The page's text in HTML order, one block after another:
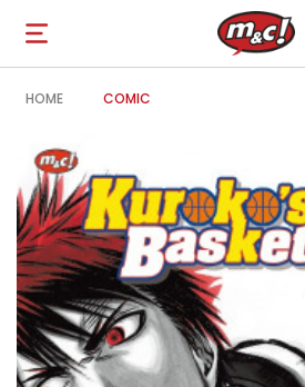
Open
navigation
HOME COMIC